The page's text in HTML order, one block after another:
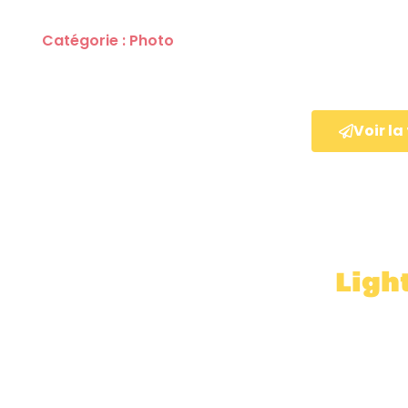
Catégorie : Photo
Type de formation : Présentiel
Voir